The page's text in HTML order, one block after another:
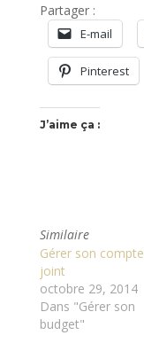
Partager :
E-mail
Pinterest
J’aime ça :
Similaire
Gérer son
joint
octobre 29, 2014
Dans "Gérer son
budget"